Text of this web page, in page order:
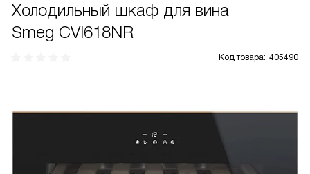
Холодильный шкаф для вина
Smeg CVI618NR
Код товара: 405490